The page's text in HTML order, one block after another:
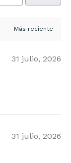
31 julio, 2026
31 julio, 2026